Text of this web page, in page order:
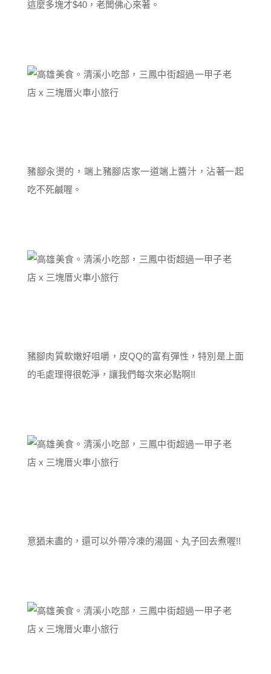
這麼多塊才$40，老闆佛心來著。
豬腳汆燙的，端上豬腳店家一道端上醬汁，沾著一起
吃不死鹹喔。
豬腳肉質軟嫩好咀嚼，皮QQ的富有彈性，特別是上面
的毛處理得很乾淨，讓我們每次來必點啊!!
意猶未盡的，還可以外帶冷凍的湯圓、丸子回去煮喔!!